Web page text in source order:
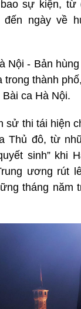
sự kiện, từ
đến ngày về
Nội - Bản
trong thành
Bài ca Hà Nội.
sử thi tái hiện
Thủ đô, từ
sinh” khi
ương rút
tháng năm